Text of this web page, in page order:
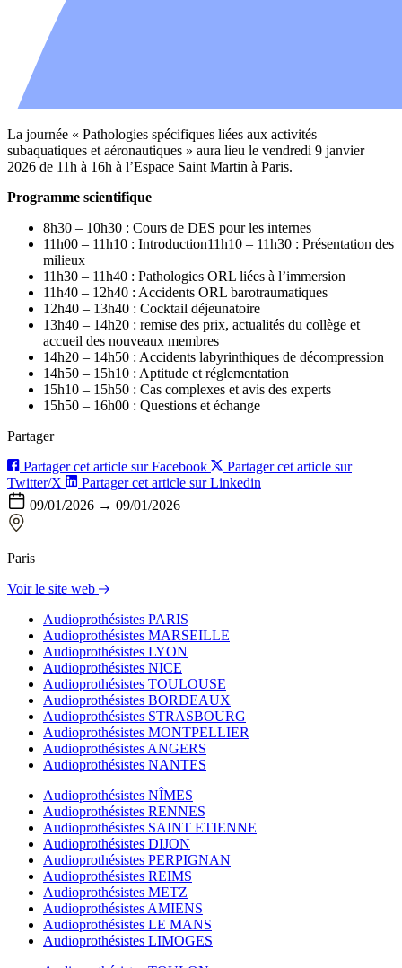
La journée « Pathologies spécifiques liées aux activités
subaquatiques et aéronautiques » aura lieu le vendredi 9 janvier
2026 de 11h à 16h à l’Espace Saint Martin à Paris.
Programme scientifique
8h30 – 10h30 : Cours de DES pour les internes
11h00 – 11h10 : Introduction11h10 – 11h30 : Présentation des
milieux
11h30 – 11h40 : Pathologies ORL liées à l’immersion
11h40 – 12h40 : Accidents ORL barotraumatiques
12h40 – 13h40 : Cocktail déjeunatoire
13h40 – 14h20 : remise des prix, actualités du collège et
accueil des nouveaux membres
14h20 – 14h50 : Accidents labyrinthiques de décompression
14h50 – 15h10 : Aptitude et réglementation
15h10 – 15h50 : Cas complexes et avis des experts
15h50 – 16h00 : Questions et échange
Partager
Partager cet article sur Facebook
Partager cet article sur
Twitter/X
Partager cet article sur Linkedin
09/01/2026 → 09/01/2026
Paris
Voir le site web
Audioprothésistes PARIS
Audioprothésistes MARSEILLE
Audioprothésistes LYON
Audioprothésistes NICE
Audioprothésistes TOULOUSE
Audioprothésistes BORDEAUX
Audioprothésistes STRASBOURG
Audioprothésistes MONTPELLIER
Audioprothésistes ANGERS
Audioprothésistes NANTES
Audioprothésistes NÎMES
Audioprothésistes RENNES
Audioprothésistes SAINT ETIENNE
Audioprothésistes DIJON
Audioprothésistes PERPIGNAN
Audioprothésistes REIMS
Audioprothésistes METZ
Audioprothésistes AMIENS
Audioprothésistes LE MANS
Audioprothésistes LIMOGES